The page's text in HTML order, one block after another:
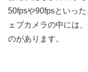
50fpsや90fpsといっ
ェブカメラの中には
のがあります。